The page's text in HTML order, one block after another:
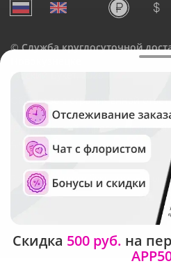
©Служба круглосуточной
Русский Букет, 2026
Общество с ограниченной
ОГРН: 1195476081745, ИНН:
Юридический адрес: г.
д.42, оф. 3
Рейтинг Русского букета в г.
Скидка 500 руб. на